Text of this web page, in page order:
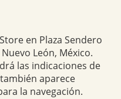
en Plaza Sendero
León, México.
las indicaciones de
aparece
la navegación.